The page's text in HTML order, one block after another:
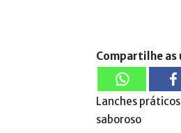
Compartilhe
Lanches
saboroso